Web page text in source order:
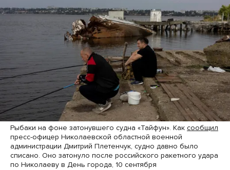
Рыбаки на фоне затонувшего судна «Тайфун». Как сообщил
пресс-офицер Николаевской областной военной
администрации Дмитрий Плетенчук, судно давно было
списано. Оно затонуло после российского ракетного удара
по Николаеву в День города, 10 сентября